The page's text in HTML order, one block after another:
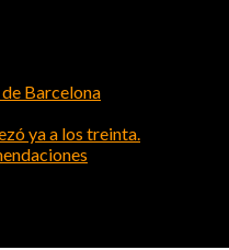
Barcelona
ya a los treinta.